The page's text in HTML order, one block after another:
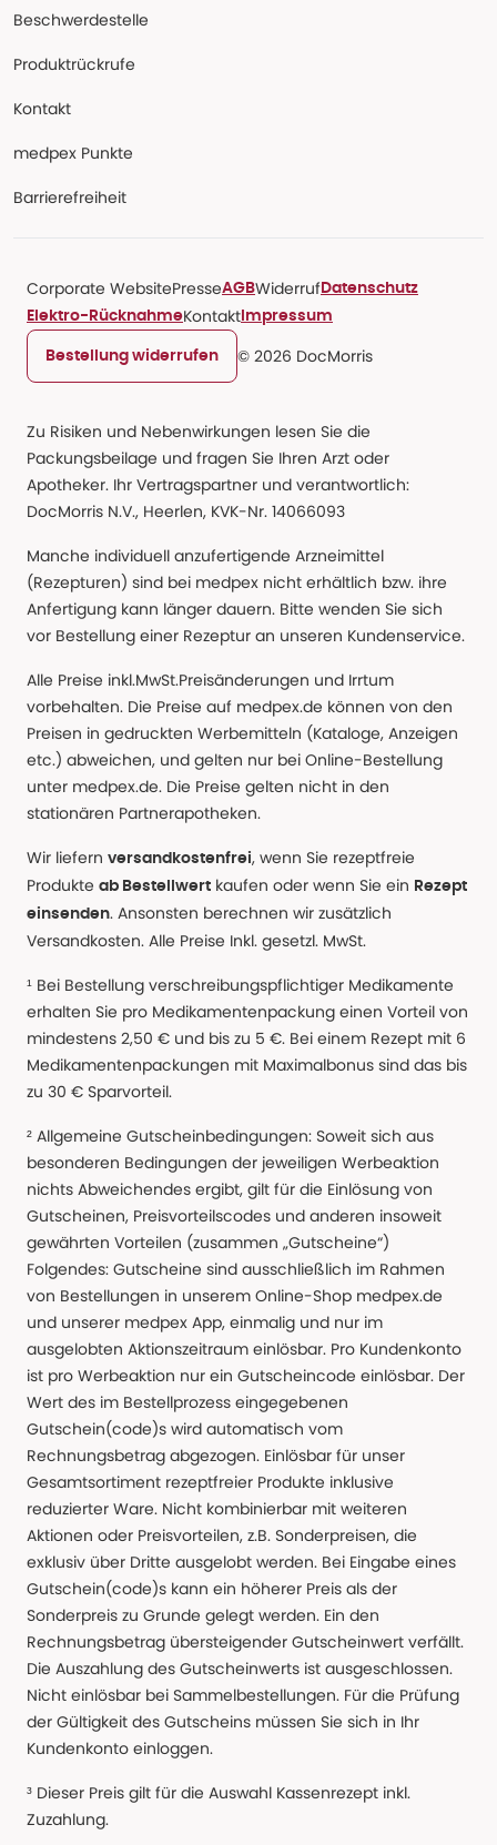
Beschwerdestelle
Produktrückrufe
Kontakt
medpex Punkte
Barrierefreiheit
Corporate WebsitePresseAGBWiderruf Datenschutz
Elektro-RücknahmeKontakt Impressum
Bestellung widerrufen © 2026 DocMorris
Zu Risiken und Nebenwirkungen lesen Sie die
Packungsbeilage und fragen Sie Ihren Arzt oder
Apotheker. Ihr Vertragspartner und verantwortlich:
DocMorris N.V., Heerlen, KVK-Nr. 14066093
Manche individuell anzufertigende Arzneimittel
(Rezepturen) sind bei medpex nicht erhältlich bzw. ihre
Anfertigung kann länger dauern. Bitte wenden Sie sich
vor Bestellung einer Rezeptur an unseren Kundenservice.
Alle Preise inkl.MwSt.Preisänderungen und Irrtum
vorbehalten. Die Preise auf medpex.de können von den
Preisen in gedruckten Werbemitteln (Kataloge, Anzeigen
etc.) abweichen, und gelten nur bei Online-Bestellung
unter medpex.de. Die Preise gelten nicht in den
stationären Partnerapotheken.
Wir liefern versandkostenfrei, wenn Sie rezeptfreie
Produkte ab Bestellwert kaufen oder wenn Sie ein Rezept
einsenden. Ansonsten berechnen wir zusätzlich
Versandkosten. Alle Preise Inkl. gesetzl. MwSt.
¹ Bei Bestellung verschreibungspflichtiger Medikamente
erhalten Sie pro Medikamentenpackung einen Vorteil von
mindestens 2,50 € und bis zu 5 €. Bei einem Rezept mit 6
Medikamentenpackungen mit Maximalbonus sind das bis
zu 30 € Sparvorteil.
² Allgemeine Gutscheinbedingungen: Soweit sich aus
besonderen Bedingungen der jeweiligen Werbeaktion
nichts Abweichendes ergibt, gilt für die Einlösung von
Gutscheinen, Preisvorteilscodes und anderen insoweit
gewährten Vorteilen (zusammen „Gutscheine“)
Folgendes: Gutscheine sind ausschließlich im Rahmen
von Bestellungen in unserem Online-Shop medpex.de
und unserer medpex App, einmalig und nur im
ausgelobten Aktionszeitraum einlösbar. Pro Kundenkonto
ist pro Werbeaktion nur ein Gutscheincode einlösbar. Der
Wert des im Bestellprozess eingegebenen
Gutschein(code)s wird automatisch vom
Rechnungsbetrag abgezogen. Einlösbar für unser
Gesamtsortiment rezeptfreier Produkte inklusive
reduzierter Ware. Nicht kombinierbar mit weiteren
Aktionen oder Preisvorteilen, z.B. Sonderpreisen, die
exklusiv über Dritte ausgelobt werden. Bei Eingabe eines
Gutschein(code)s kann ein höherer Preis als der
Sonderpreis zu Grunde gelegt werden. Ein den
Rechnungsbetrag übersteigender Gutscheinwert verfällt.
Die Auszahlung des Gutscheinwerts ist ausgeschlossen.
Nicht einlösbar bei Sammelbestellungen. Für die Prüfung
der Gültigkeit des Gutscheins müssen Sie sich in Ihr
Kundenkonto einloggen.
³ Dieser Preis gilt für die Auswahl Kassenrezept inkl.
Zuzahlung.